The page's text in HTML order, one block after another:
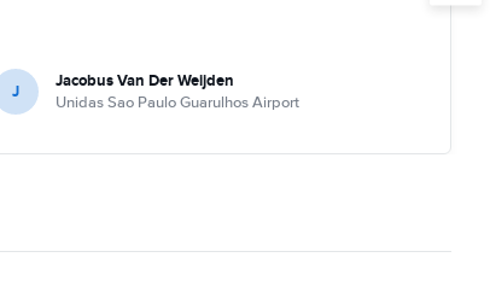
J Jacobus Van Der Weijden
Unidas Sao Paulo Guarulhos Airport